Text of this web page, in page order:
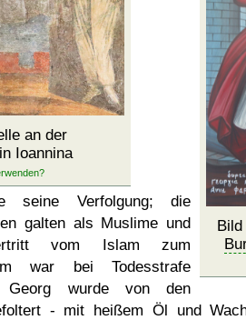
an der
in Ioannina
seine Verfolgung; die
galten als Muslime und
vom Islam zum
war bei Todesstrafe
Georg wurde von den
- mit heißem Öl und